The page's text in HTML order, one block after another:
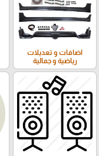
اضافات و تعديلات
رياضية و جمالية